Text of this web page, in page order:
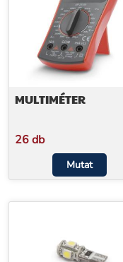
MULTIMÉTER
26 db
Mutat